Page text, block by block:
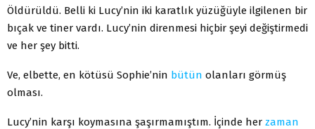
Öldürüldü. Belli ki Lucy’nin iki karatlık yüzüğüyle ilgilenen bir
bıçak ve tiner vardı. Lucy’nin direnmesi hiçbir şeyi değiştirmedi
ve her şey bitti.
Ve, elbette, en kötüsü Sophie’nin bütün olanları görmüş
olması.
Lucy’nin karşı koymasına şaşırmamıştım. İçinde her zaman